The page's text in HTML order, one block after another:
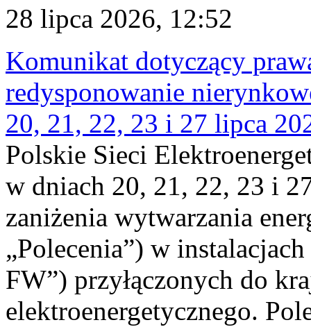
28 lipca 2026, 12:52
Komunikat dotyczący
redysponowanie
20, 21, 22, 23 i 27 lipca
Polskie Sieci
w dniach 20, 21, 22, 23 i
zaniżenia wytwarzania
„Polecenia”) w
FW”) przyłączonych do
elektroenergetycznego.